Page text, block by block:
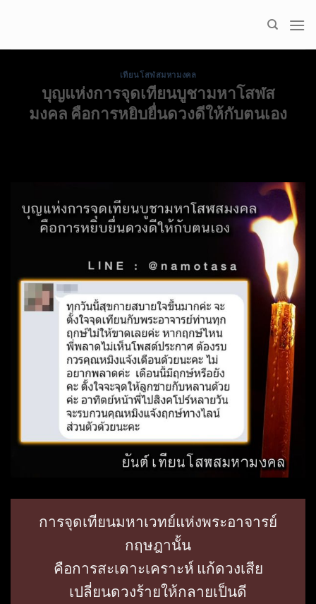
เทียนโสฬสมหามงคล
บุญแห่งการจุดเทียนบูชามหาโสฬส
มงคล คือการหยิบยื่นดวงดีให้กับตนเอง
การจุดเทียนมหาเวทย์แห่งพระอาจารย์
กฤษฎานั้น
คือการสะเดาะเคราะห์ แก้ดวงเสีย
เปลี่ยนดวงร้ายให้กลายเป็นดี